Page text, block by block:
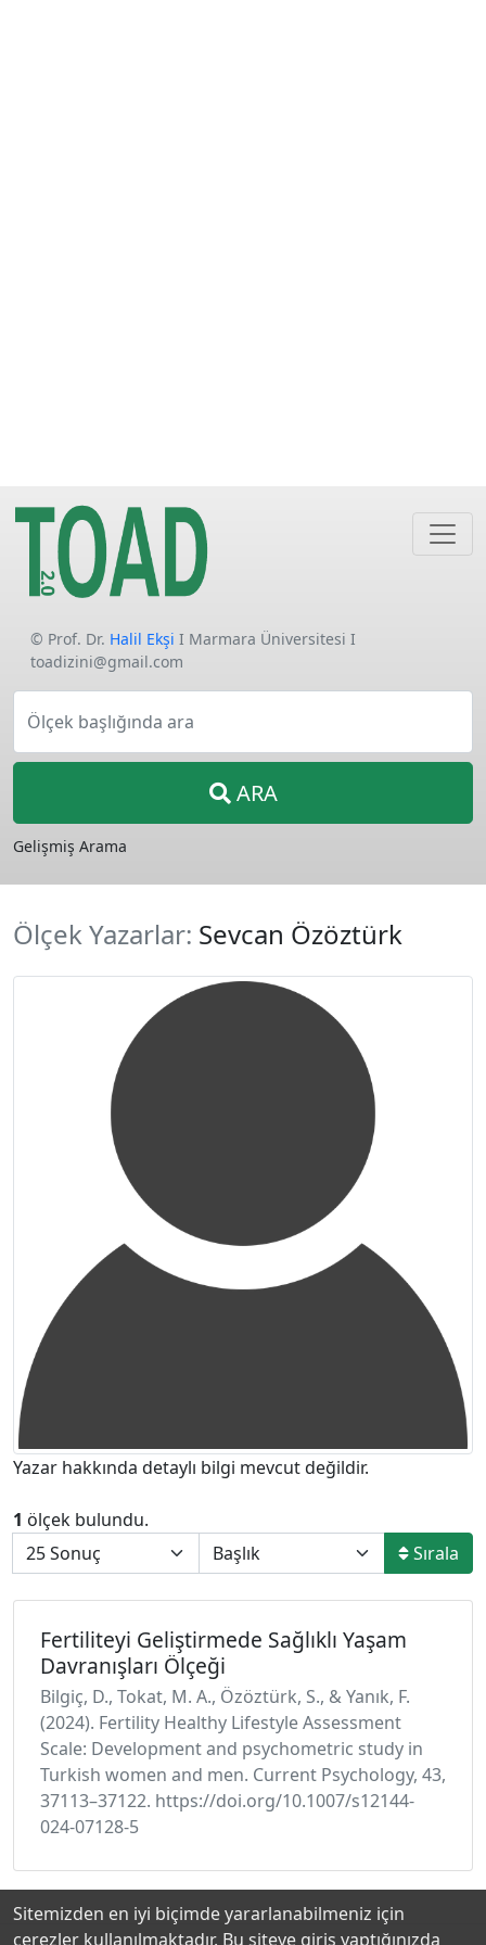
© Prof. Dr. Halil Ekşi I Marmara Üniversitesi I
toadizini@gmail.com
Ölçek başlığında ara
ARA
Gelişmiş Arama
Ölçek Yazarlar: Sevcan Özöztürk
Yazar hakkında detaylı bilgi mevcut değildir.
1 ölçek bulundu.
Sırala
Fertiliteyi Geliştirmede Sağlıklı Yaşam
Davranışları Ölçeği
Bilgiç, D., Tokat, M. A., Özöztürk, S., & Yanık, F.
(2024). Fertility Healthy Lifestyle Assessment
Scale: Development and psychometric study in
Turkish women and men. Current Psychology, 43,
37113–37122. https://doi.org/10.1007/s12144-
024-07128-5
Sitemizden en iyi biçimde yararlanabilmeniz için
çerezler kullanılmaktadır. Bu siteye giriş yaptığınızda